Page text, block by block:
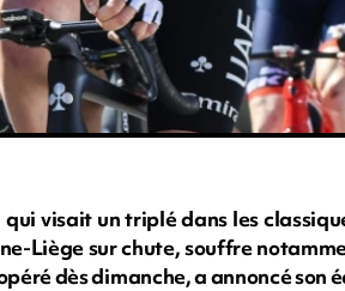
qui visait un triplé dans les
Liège sur chute, souffre
dès dimanche, a annoncé son